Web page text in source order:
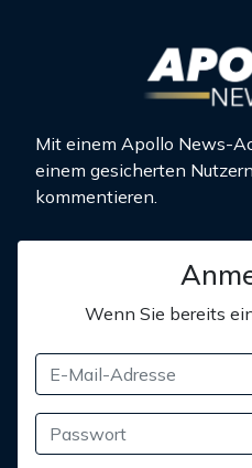
Mit einem Apollo News-
einem gesicherten
kommentieren.
Wenn Sie bereits